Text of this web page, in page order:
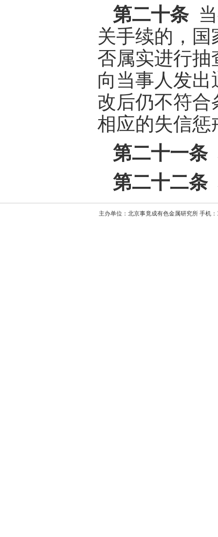
第二十条当
关手续的，
否属实进行
向当事人发
改后仍不符
相应的失信惩
第二十一条
第二十二条
主办单位：北京事竟成有色金属研究所 手机